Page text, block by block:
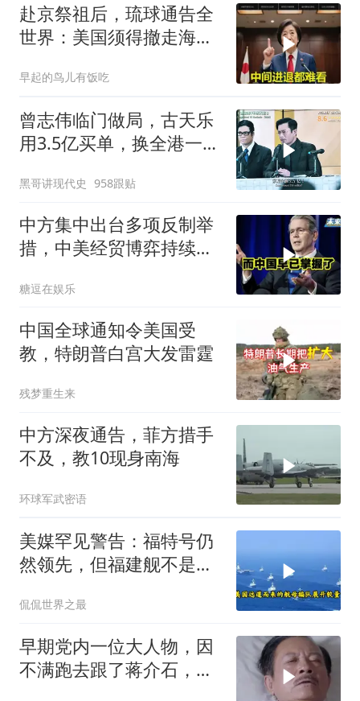
赴京祭祖后，琉球通告全
世界：美国须得撤走海马
早起的鸟儿有饭吃
曾志伟临门做局，古天乐
用3.5亿买单，换全港一声
黑哥讲现代史 958跟贴
中方集中出台多项反制举
措，中美经贸博弈持续升
糖逗在娱乐
中国全球通知令美国受
教，特朗普白宫大发雷霆
残梦重生来
中方深夜通告，菲方措手
不及，教10现身南海
环球军武密语
美媒罕见警告：福特号仍
然领先，但福建舰不是中
侃侃世界之最
早期党内一位大人物，因
不满跑去跟了蒋介石，不